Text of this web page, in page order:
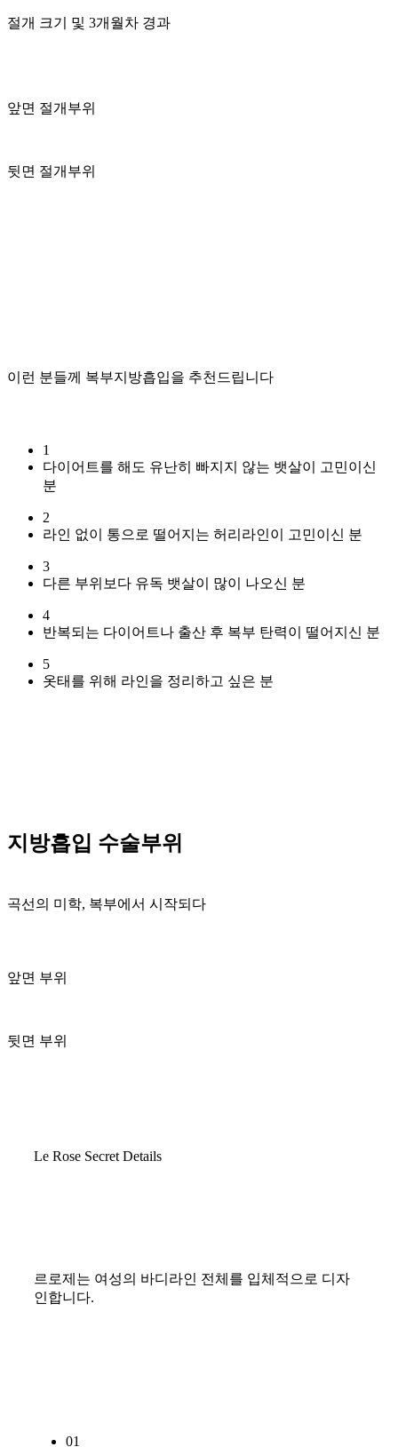
절개 크기 및 3개월차 경과
앞면 절개부위
뒷면 절개부위
이런 분들께 복부지방흡입을 추천드립니다
1
다이어트를 해도 유난히 빠지지 않는 뱃살이 고민이신
분
2
라인 없이 통으로 떨어지는 허리라인이 고민이신 분
3
다른 부위보다 유독 뱃살이 많이 나오신 분
4
반복되는 다이어트나 출산 후 복부 탄력이 떨어지신 분
5
옷태를 위해 라인을 정리하고 싶은 분
지방흡입 수술부위
곡선의 미학, 복부에서 시작되다
앞면 부위
뒷면 부위
Le Rose Secret Details
르로제는 여성의 바디라인 전체를 입체적으로 디자
인합니다.
01